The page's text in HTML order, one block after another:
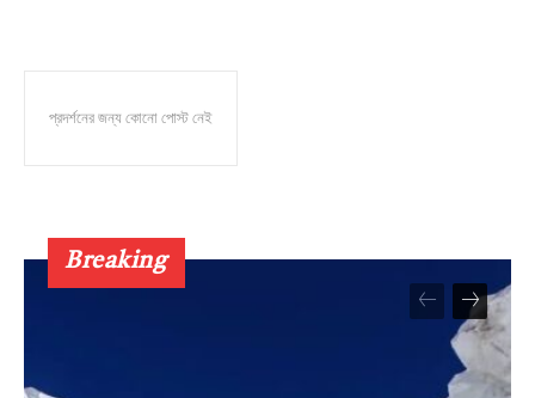
প্রদর্শনের জন্য কোনো পোস্ট নেই
Breaking